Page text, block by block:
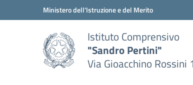
Vai ai contenuti
Vai al menu di navigazioneMinistero dell'Istruzione e del Merito
Istituto Comprensivo
"Sandro Pertini"
Via Gioacchino